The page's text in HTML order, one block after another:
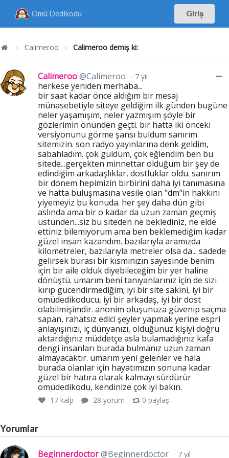
Omü Dedikodu Giriş
Calimeroo Calimeroo demiş ki:
Calimeroo@Calimeroo 7 yıl
herkese yeniden merhaba...
bir saat kadar önce aldığım bir mesaj
münasebetiyle siteye geldiğim ilk günden bugüne
neler yaşamışım, neler yazmışım şöyle bir
gözlerimin önünden geçti. bir hatta iki önceki
versiyonunu görme şansı buldum sanırım
sitemizin. son radyo yayınlarına denk geldim,
sabahladım. çok güldüm, çok eğlendim ben bu
sitede...gerçekten minnettar olduğum bir şey de
edindiğim arkadaşlıklar, dostluklar oldu. sanırım
bir dönem hepimizin birbirini daha iyi tanımasına
ve hatta buluşmasına vesile olan "dm"in hakkını
yiyemeyiz bu konuda. her şey daha dün gibi
aslında ama bir o kadar da uzun zaman geçmiş
üstünden...siz bu siteden ne beklediniz, ne elde
ettiniz bilemiyorum ama ben beklemediğim kadar
güzel insan kazandım. bazılarıyla aramızda
kilometreler, bazılarıyla metreler olsa da... sadede
gelirsek burası bir kısmınızın sayesinde benim
için bir aile olduk diyebileceğim bir yer haline
dönüştü. umarım beni tanıyanlarınız için de sizi
kırıp gücendirmediğim; iyi bir site sakini, iyi bir
omüdedikoducu, iyi bir arkadaş, iyi bir dost
olabilmişimdir. anonim oluşunuza güvenip saçma
sapan, rahatsız edici şeyler yapmak yerine espri
anlayışınızı, iç dünyanızı, olduğunuz kişiyi doğru
aktardığınız müddetçe asla bulamadığınız kafa
dengi insanları burada bulmanız uzun zaman
almayacaktır. umarım yeni gelenler ve hala
burada olanlar için hayatımızın sonuna kadar
güzel bir hatıra olarak kalmayı sürdürür
omüdedikodu, kendinize çok iyi bakın.
17kalp 28 yorum 0 paylaş
Yorumlar
Beginnerdoctor@Beginnerdoctor 7 yıl